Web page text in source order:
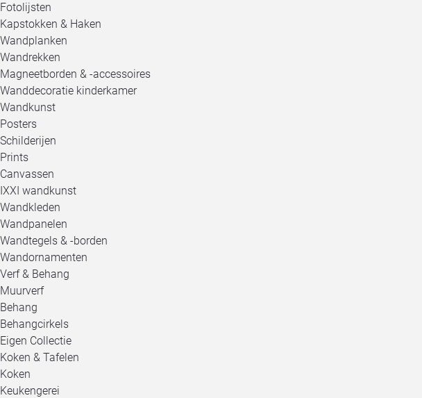
Fotolijsten
Kapstokken & Haken
Wandplanken
Wandrekken
Magneetborden & -accessoires
Wanddecoratie kinderkamer
Wandkunst
Posters
Schilderijen
Prints
Canvassen
IXXI wandkunst
Wandkleden
Wandpanelen
Wandtegels & -borden
Wandornamenten
Verf & Behang
Muurverf
Behang
Behangcirkels
Eigen Collectie
Koken & Tafelen
Koken
Keukengerei